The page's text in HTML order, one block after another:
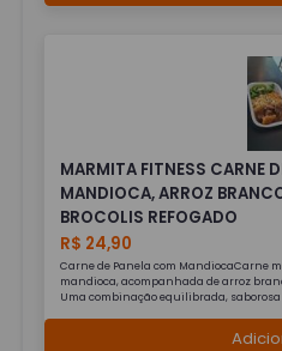
MARMITA FITNESS CARNE
MANDIOCA, ARROZ
BROCOLIS REFOGADO
R$ 24,90
Carne de Panela com MandiocaCarne
mandioca, acompanhada de arroz
Uma combinação equilibrada,